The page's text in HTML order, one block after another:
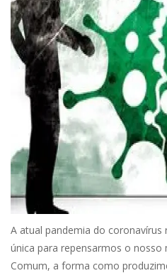
A atual pandemia do
única para repensarmos o nosso
Comum, a forma como